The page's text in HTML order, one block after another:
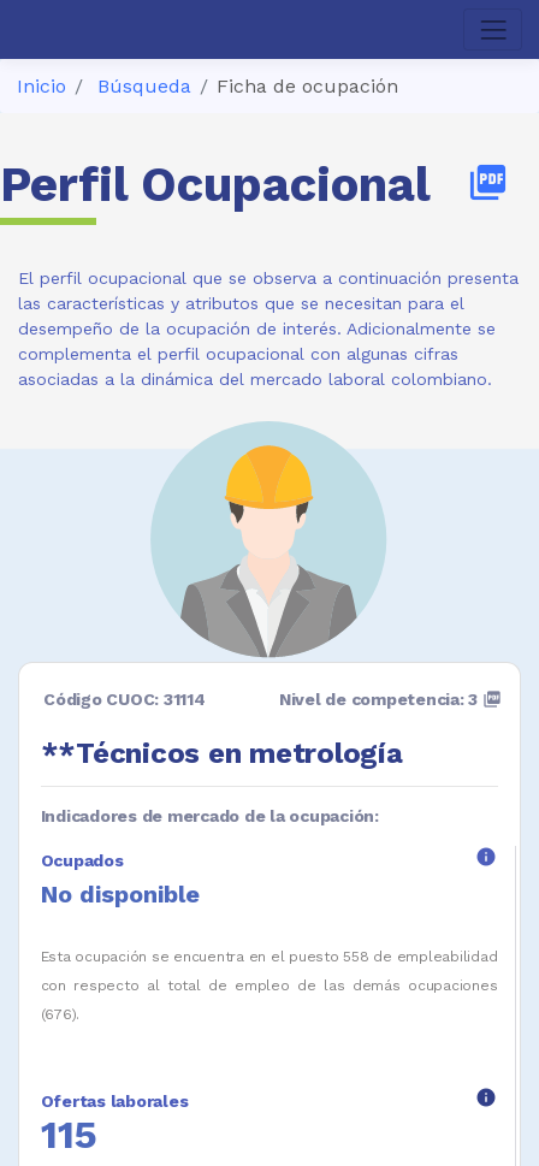
Inicio Búsqueda Ficha de ocupación
Perfil Ocupacional picture_as_pdf
El perfil ocupacional que se observa a continuación presenta
las características y atributos que se necesitan para el
desempeño de la ocupación de interés. Adicionalmente se
complementa el perfil ocupacional con algunas cifras
asociadas a la dinámica del mercado laboral colombiano.
Código CUOC: 31114
**Técnicos en metrología
Nivel de competencia: 3 picture_as_pdf
Indicadores de mercado de la ocupación:
Ocupados info
No disponible
Esta ocupación se encuentra en el puesto 558 de empleabilidad
con respecto al total de empleo de las demás ocupaciones
(676).
Ofertas laborales info
115